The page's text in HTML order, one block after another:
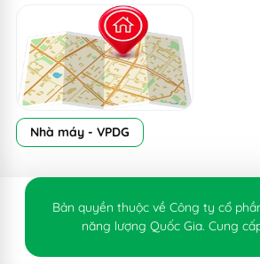
Nhà máy - VPDG
Bản quyền thuộc về Công ty cổ
năng lượng Quốc Gia. Cung